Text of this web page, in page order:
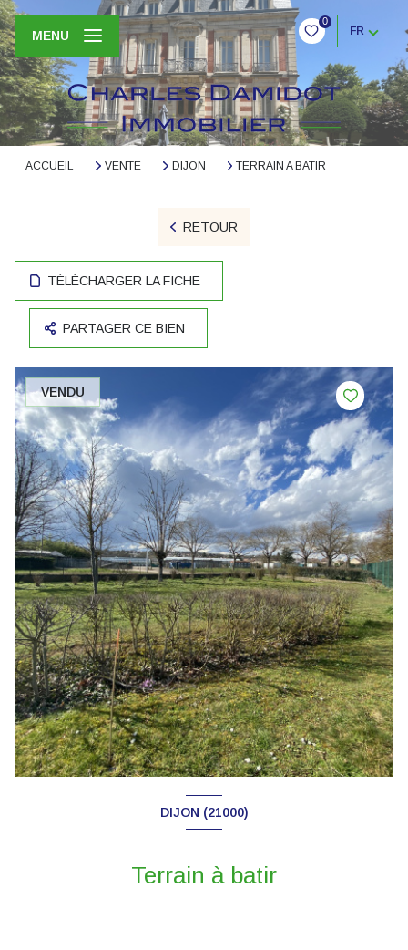
0
FR
MENU
ACCUEIL VENTE DIJON TERRAIN A BATIR
RETOUR
TÉLÉCHARGER LA FICHE
PARTAGER CE BIEN
VENDU
DIJON (21000)
Terrain à batir